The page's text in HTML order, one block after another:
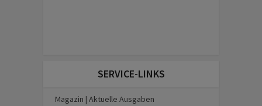
SERVICE-LINKS
Magazin | Aktuelle Ausgaben